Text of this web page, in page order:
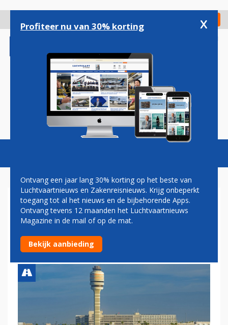
gaan
Check in
Magazine Podcasts Vacatures
LUCHTHAVENS IN FLORIDA
ZETTEN ZICH SCHRAP VOOR
ORKAAN MILTON
Profiteer nu van 30% korting x
Ontvang een jaar lang 30% korting op het beste van
Luchtvaartnieuws en Zakenreisnieuws. Krijg onbeperkt
toegang tot al het nieuws en de bijbehorende Apps.
Ontvang tevens 12 maanden het Luchtvaartnieuws
Magazine in de mail of op de mat.
Bekijk aanbieding